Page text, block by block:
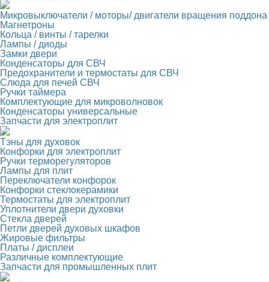
Микровыключатели / моторы/ двигатели вращения поддона
Магнетроны
Кольца / винты / тарелки
Лампы / диоды
Замки двери
Конденсаторы для СВЧ
Предохранители и термостаты для СВЧ
Слюда для печей СВЧ
Ручки таймера
Комплектующие для микроволновок
Конденсаторы универсальные
Запчасти для электроплит
Тэны для духовок
Конфорки для электроплит
Ручки терморегуляторов
Лампы для плит
Переключатели конфорок
Конфорки стеклокерамики
Термостаты для электроплит
Уплотнители двери духовки
Стекла дверей
Петли дверей духовых шкафов
Жировые фильтры
Платы / дисплеи
Различные комплектующие
Запчасти для промышленных плит